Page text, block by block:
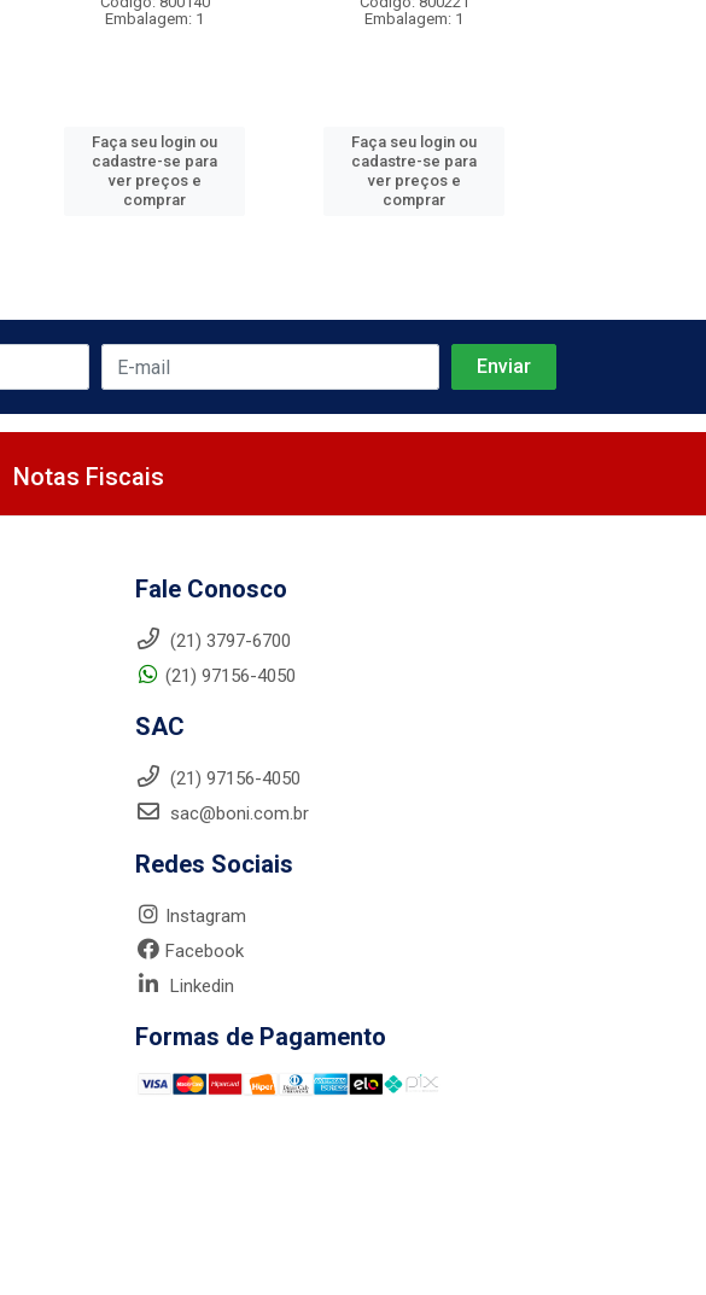
Embalagem: 1
Faça seu login ou
cadastre-se para
ver preços e
comprar
Embalagem: 1
Faça seu login ou
cadastre-se para
ver preços e
comprar
Notas Fiscais
Fale Conosco
(21) 3797-6700
(21) 97156-4050
SAC
(21) 97156-4050
sac@boni.com.br
Redes Sociais
Instagram
Facebook
Linkedin
Formas de Pagamento